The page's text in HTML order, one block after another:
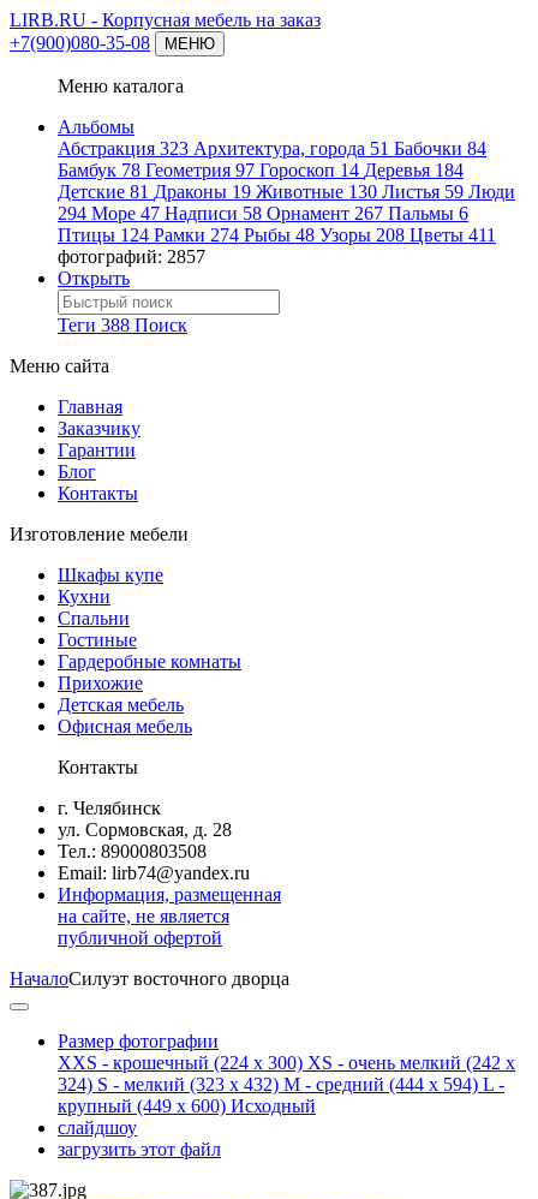
LIRB.RU - Корпусная мебель на заказ
+7(900)080-35-08
МЕНЮ
Меню каталога
Альбомы
Абстракция 323 Архитектура, города 51 Бабочки 84
Бамбук 78 Геометрия 97 Гороскоп 14 Деревья 184
Детские 81 Драконы 19 Животные 130 Листья 59 Люди
294 Море 47 Надписи 58 Орнамент 267 Пальмы 6
Птицы 124 Рамки 274 Рыбы 48 Узоры 208 Цветы 411
фотографий: 2857
Открыть
Теги 388 Поиск
Меню сайта
Главная
Заказчику
Гарантии
Блог
Контакты
Изготовление мебели
Шкафы купе
Кухни
Спальни
Гостиные
Гардеробные комнаты
Прихожие
Детская мебель
Офисная мебель
Контакты
г. Челябинск
ул. Сормовская, д. 28
Тел.: 89000803508
Email: lirb74@yandex.ru
Информация, размещенная
на сайте, не является
публичной офертой
НачалоСилуэт восточного дворца
Размер фотографии
XXS - крошечный (224 x 300) XS - очень мелкий (242 x
324) S - мелкий (323 x 432) M - средний (444 x 594) L -
крупный (449 x 600) Исходный
слайдшоу
загрузить этот файл